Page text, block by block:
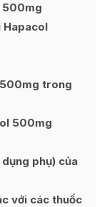
500mg
Hapacol
trong
500mg
phụ) của
với các thuốc